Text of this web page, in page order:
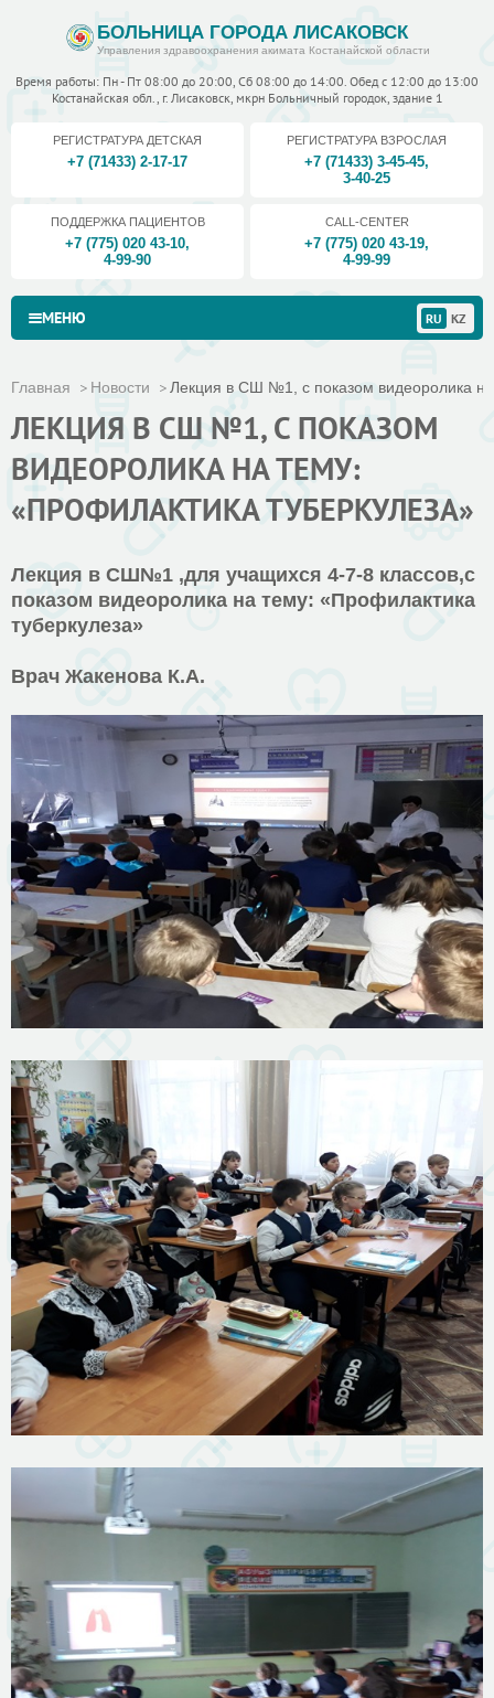
БОЛЬНИЦА ГОРОДА ЛИСАКОВСК
Управления здравоохранения акимата Костанайской области
Время работы: Пн - Пт 08:00 до 20:00, Сб 08:00 до 14:00. Обед с 12:00 до 13:00
Костанайская обл., г. Лисаковск, мкрн Больничный городок, здание 1
РЕГИСТРАТУРА ДЕТСКАЯ
+7 (71433) 2-17-17
РЕГИСТРАТУРА ВЗРОСЛАЯ
+7 (71433) 3-45-45,
3-40-25
ПОДДЕРЖКА ПАЦИЕНТОВ
+7 (775) 020 43-10,
4-99-90
CALL-CENTER
+7 (775) 020 43-19,
4-99-99
МЕНЮ RU KZ
Главная Новости Лекция в СШ №1, с показом видеоролика
ЛЕКЦИЯ В СШ №1, С ПОКАЗОМ
ВИДЕОРОЛИКА НА ТЕМУ:
«ПРОФИЛАКТИКА ТУБЕРКУЛЕЗА»
Лекция в СШ№1 ,для учащихся 4-7-8 классов,с
показом видеоролика на тему: «Профилактика
туберкулеза»
Врач Жакенова К.А.